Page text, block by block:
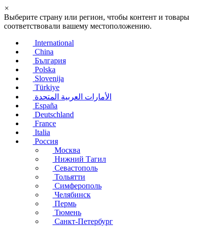
×
Выберите страну или регион, чтобы контент и товары
соответствовали вашему местоположению.
International
China
България
Polska
Slovenija
Türkiye
الأمارات العربية المتحدة
España
Deutschland
France
Italia
Россия
Москва
Нижний Тагил
Севастополь
Тольятти
Симферополь
Челябинск
Пермь
Тюмень
Санкт-Петербург